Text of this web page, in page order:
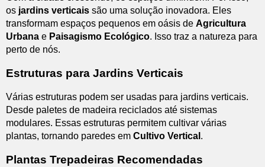
os jardins verticais são uma solução inovadora. Eles
transformam espaços pequenos em oásis de Agricultura
Urbana e Paisagismo Ecológico. Isso traz a natureza para
perto de nós.
Estruturas para Jardins Verticais
Várias estruturas podem ser usadas para jardins verticais.
Desde paletes de madeira reciclados até sistemas
modulares. Essas estruturas permitem cultivar várias
plantas, tornando paredes em Cultivo Vertical .
Plantas Trepadeiras Recomendadas